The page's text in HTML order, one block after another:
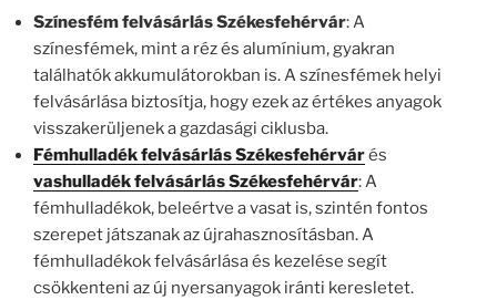
Színesfém felvásárlás Székesfehérvár: A
színesfémek, mint a réz és alumínium, gyakran
találhatók akkumulátorokban is. A színesfémek helyi
felvásárlása biztosítja, hogy ezek az értékes anyagok
visszakerüljenek a gazdasági ciklusba.
Fémhulladék felvásárlás Székesfehérvárés
vashulladék felvásárlás Székesfehérvár: A
fémhulladékok, beleértve a vasat is, szintén fontos
szerepet játszanak az újrahasznosításban. A
fémhulladékok felvásárlása és kezelése segít
csökkenteni az új nyersanyagok iránti keresletet.